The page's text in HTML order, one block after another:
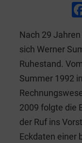
Nach 29
sich Werner
Ruhestand.
Summer 1992
2009 folgte die
der Ruf ins
Eckdaten einer